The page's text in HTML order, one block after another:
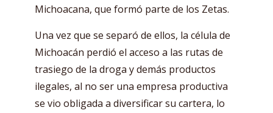
Michoacana, que formó parte de los Zetas.
Una vez que se separó de ellos, la célula de
Michoacán perdió el acceso a las rutas de
trasiego de la droga y demás productos
ilegales, al no ser una empresa productiva
se vio obligada a diversificar su cartera, lo